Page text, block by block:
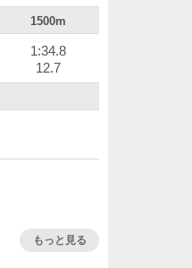
1500m
1:34.8
12.7
もっと見る